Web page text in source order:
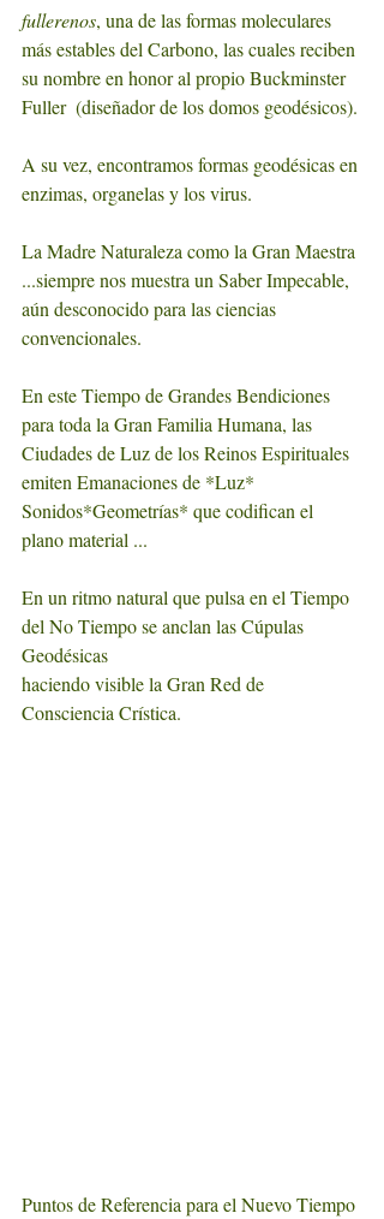
fullerenos, una de las formas moleculares
más estables del Carbono, las cuales reciben
su nombre en honor al propio Buckminster
Fuller  (diseñador de los domos geodésicos).
A su vez, encontramos formas geodésicas en
enzimas, organelas y los virus.
La Madre Naturaleza como la Gran Maestra
...siempre nos muestra un Saber Impecable,
aún desconocido para las ciencias
convencionales.
En este Tiempo de Grandes Bendiciones
para toda la Gran Familia Humana, las
Ciudades de Luz de los Reinos Espirituales
emiten Emanaciones de *Luz*
Sonidos*Geometrías* que codifican el
plano material ...
En un ritmo natural que pulsa en el Tiempo
del No Tiempo se anclan las Cúpulas
Geodésicas
haciendo visible la Gran Red de
Consciencia Crística.
Puntos de Referencia para el Nuevo Tiempo